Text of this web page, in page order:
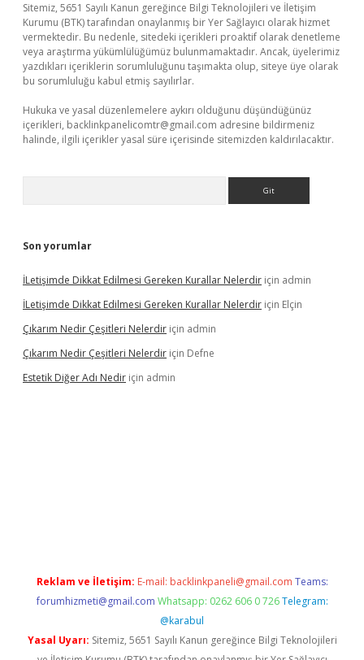
Sitemiz, 5651 Sayılı Kanun gereğince Bilgi Teknolojileri ve İletişim
Kurumu (BTK) tarafından onaylanmış bir Yer Sağlayıcı olarak hizmet
vermektedir. Bu nedenle, sitedeki içerikleri proaktif olarak denetleme
veya araştırma yükümlülüğümüz bulunmamaktadır. Ancak, üyelerimiz
yazdıkları içeriklerin sorumluluğunu taşımakta olup, siteye üye olarak
bu sorumluluğu kabul etmiş sayılırlar.
Hukuka ve yasal düzenlemelere aykırı olduğunu düşündüğünüz
içerikleri, backlinkpanelicomtr@gmail.com adresine bildirmeniz
halinde, ilgili içerikler yasal süre içerisinde sitemizden kaldırılacaktır.
Son yorumlar
İLetişimde Dikkat Edilmesi Gereken Kurallar Nelerdir için admin
İLetişimde Dikkat Edilmesi Gereken Kurallar Nelerdir için Elçin
Çıkarım Nedir Çeşitleri Nelerdir için admin
Çıkarım Nedir Çeşitleri Nelerdir için Defne
Estetik Diğer Adı Nedir için admin
Reklam ve İletişim: E-mail: backlinkpaneli@gmail.com Teams:
forumhizmeti@gmail.com Whatsapp: 0262 606 0 726 Telegram:
@karabul
Yasal Uyarı: Sitemiz, 5651 Sayılı Kanun gereğince Bilgi Teknolojileri